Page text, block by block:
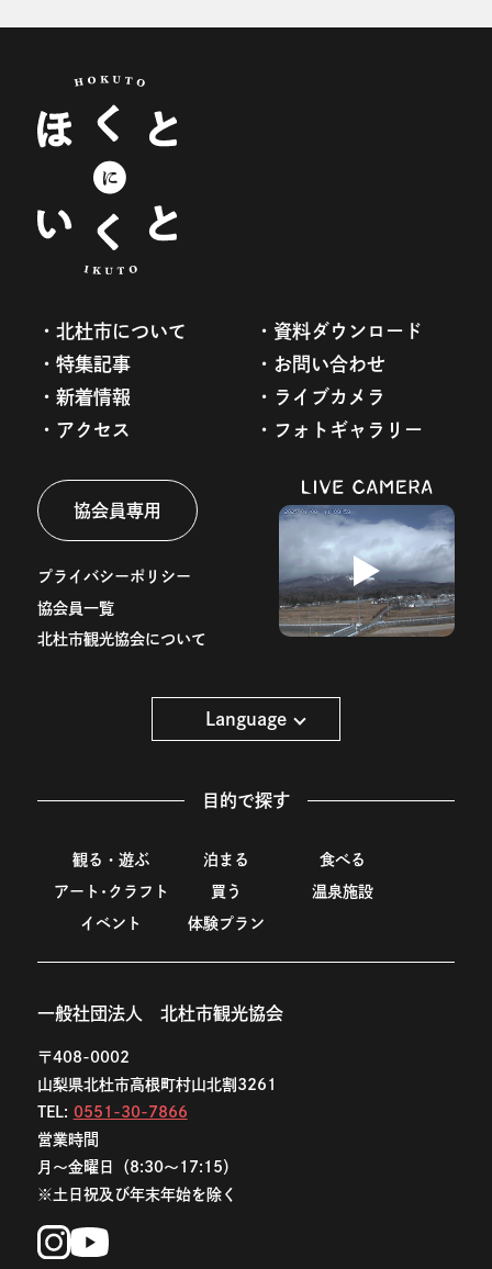
北杜市について
資料ダウンロード
特集記事
お問い合わせ
新着情報
ライブカメラ
アクセス
フォトギャラリー
協会員専用
プライバシーポリシー
協会員一覧
北杜市観光協会について
Language
目的で探す
観る・遊ぶ 泊まる 食べる
アート･クラフト 買う 温泉施設
イベント 体験プラン
一般社団法人 北杜市観光協会
〒408-0002
山梨県北杜市高根町村山北割3261
TEL: 0551-30-7866
営業時間
月〜金曜日（8:30〜17:15）
※土日祝及び年末年始を除く